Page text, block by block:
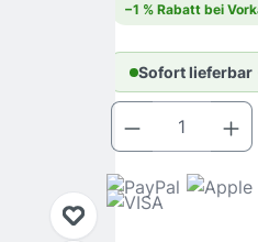
−1 % Rabatt bei
Sofort lieferbar